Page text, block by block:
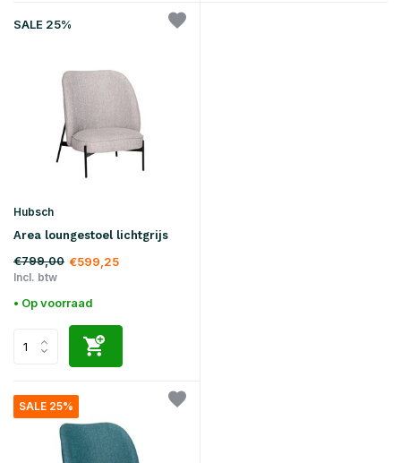
SALE 25%
Hubsch
Area loungestoel lichtgrijs
€799,00 €599,25
Incl. btw
• Op voorraad
SALE 25%